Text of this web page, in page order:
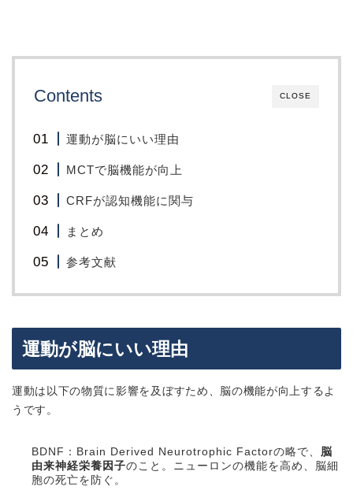
CLOSE
Contents
運動が脳にいい理由
MCTで脳機能が向上
CRFが認知機能に関与
まとめ
参考文献
運動が脳にいい理由
運動は以下の物質に影響を及ぼすため、脳の機能が向上するよ
うです。
BDNF ：Brain Derived Neurotrophic Factorの略で、 脳
由来神経栄養因子のこと。ニューロンの機能を高め、脳細
胞の死亡を防ぐ。